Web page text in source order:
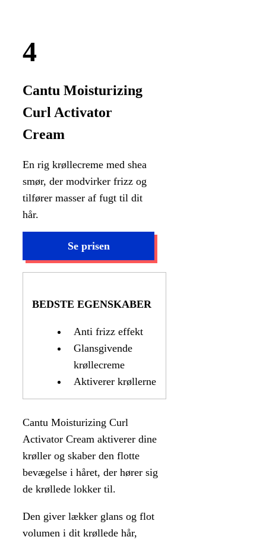
Cantu Moisturizing
Curl Activator
Cream
En rig krøllecreme med shea
smør, der modvirker frizz og
tilfører masser af fugt til dit
hår.
BEDSTE EGENSKABER
Anti frizz effekt
Glansgivende
krøllecreme
Aktiverer krøllerne
Cantu Moisturizing Curl
Activator Cream aktiverer dine
krøller og skaber den flotte
bevægelse i håret, der hører sig
de krøllede lokker til.
Den giver lækker glans og flot
volumen i dit krøllede hår,